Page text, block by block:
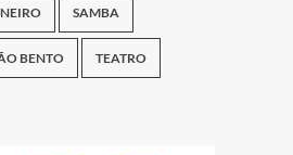
SAMBA
BENTO TEATRO